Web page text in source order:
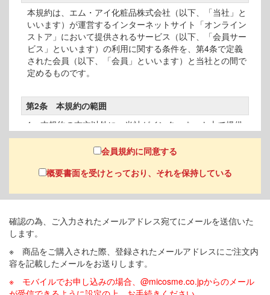
本規約は、エム・アイ化粧品株式会社（以下、「当社」と
いいます）が運営するインターネットサイト「オンライン
ストア」において提供されるサービス（以下、「会員サー
ビス」といいます）の利用に関する条件を、第4条で定義
された会員（以下、「会員」といいます）と当社との間で
定めるものです。
第2条 本規約の範囲
1 本規約の本文以外に、当社がインターネット上で提供
する「ご注文について」「商品のお届けについて」等の会
員サービスに関する各種ルール、諸規定（以下「諸規定
如何にかかわらず、「オンラインサービス 会員規約」を
2 本規約の本文と諸規定等が異なる場合には、諸規定等
第3条 本規約の変更
1 当社は、会員の承諾を得ることなく本規約を変更する
が適当と判断する方法で会員に公表又は通知することによ
会員規約に同意する
概要書面を受けとっており、それを保持している
確認の為、ご入力されたメールアドレス宛てにメールを送信いた
します。
※ 商品をご購入された際、登録されたメールアドレスにご注文内
容を記載したメールをお送りします。
※ モバイルでお申し込みの場合、@micosme.co.jpからのメール